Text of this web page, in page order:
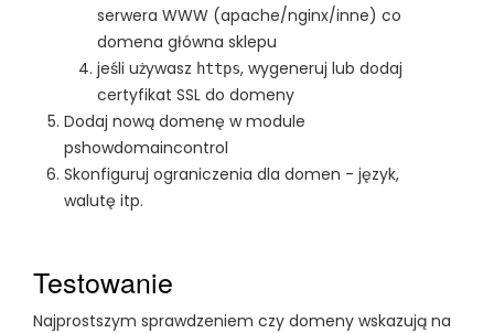
serwera WWW (apache/nginx/inne) co
domena główna sklepu
jeśli używasz https, wygeneruj lub dodaj
certyfikat SSL do domeny
Dodaj nową domenę w module
pshowdomaincontrol
Skonfiguruj ograniczenia dla domen - język,
walutę itp.
Testowanie
Najprostszym sprawdzeniem czy domeny wskazują na